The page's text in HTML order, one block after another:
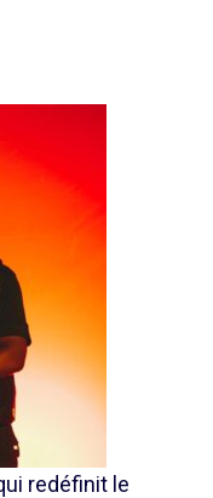
redéfinit le